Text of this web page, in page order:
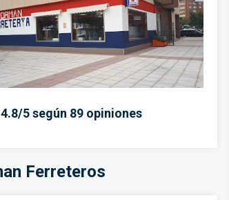
4.8/5según 89 opiniones
Ferreteros